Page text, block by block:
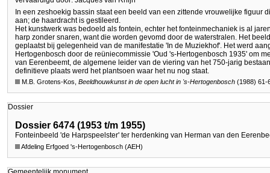
In een zeshoekig bassin staat een beeld van een zittende vrouwelijke figuur
aan; de haardracht is gestileerd.
Het kunstwerk was bedoeld als fontein, echter het fonteinmechaniek is al
harp zonder snaren, want die worden gevomd door de waterstralen. Het
geplaatst bij gelegenheid van de manifestatie 'In de Muziekhof'. Het werd
Hertogenbosch door de reüniecommissie 'Oud 's-Hertogenbosch 1935' om
van Eerenbeemt, de algemene leider van de viering van het 750-jarig
definitieve plaats werd het plantsoen waar het nu nog staat.
M.B. Grotens-Kos, Beeldhouwkunst in de open lucht in 's-Hertogenbosch (1988) 61-
Dossier
Dossier 6474 (1953 t/m 1955)
Fonteinbeeld 'de Harpspeelster' ter herdenking van Herman van den
Afdeling Erfgoed 's-Hertogenbosch (AEH)